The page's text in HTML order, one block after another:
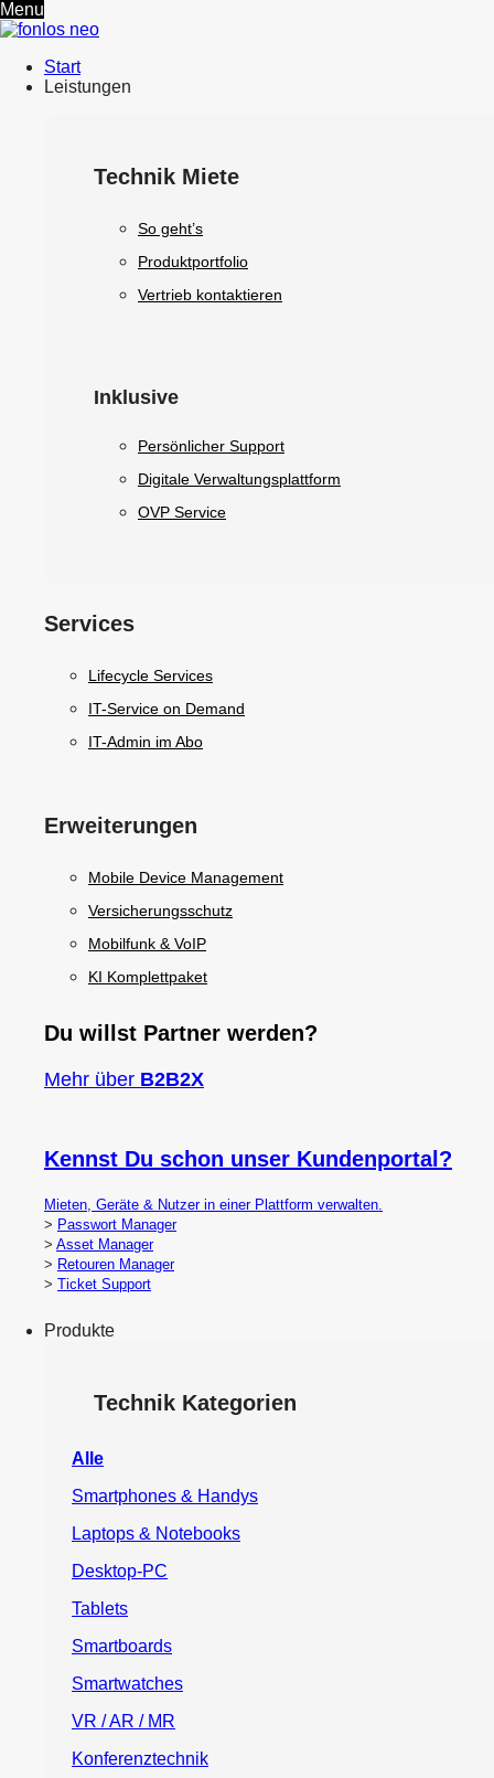
Menu
Start
Leistungen
Technik Miete
So geht’s
Produktportfolio
Vertrieb kontaktieren
Inklusive
Persönlicher Support
Digitale Verwaltungsplattform
OVP Service
Services
Lifecycle Services
IT-Service on Demand
IT-Admin im Abo
Erweiterungen
Mobile Device Management
Versicherungsschutz
Mobilfunk & VoIP
KI Komplettpaket
Du willst Partner werden?
Mehr über B2B2X
Kennst Du schon unser Kundenportal?
Mieten, Geräte & Nutzer in einer Plattform verwalten.
> Passwort Manager
> Asset Manager
> Retouren Manager
> Ticket Support
Produkte
Technik Kategorien
Alle
Smartphones & Handys
Laptops & Notebooks
Desktop-PC
Tablets
Smartboards
Smartwatches
VR / AR / MR
Konferenztechnik